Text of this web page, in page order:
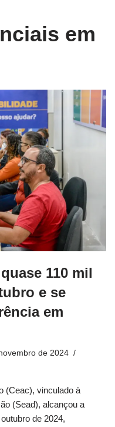
em
110 mil
e se
em
de 2024
(Ceac), vinculado à
(Sead), alcançou a
de 2024,